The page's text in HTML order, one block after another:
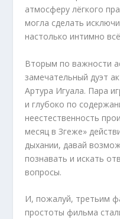
атмосферу лёгкого
могла сделать
настолько интимно
Вторым по важности
замечательный дуэт
Артура Игуала. Пара
и глубоко по
неестественность
месяц в Згеже»
дыхании, давай
познавать и искать
вопросы.
И, пожалуй, третьим
простоты фильма